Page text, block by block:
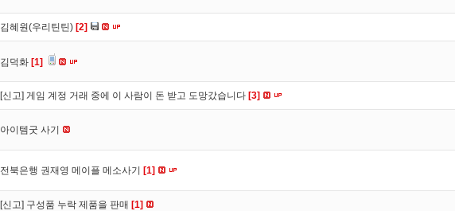
김혜원(우리틴틴) [2]
김덕화 [1]
[신고] 게임 계정 거래 중에 이 사람이 돈 받고 도망갔습니다 [3]
아이템굿 사기
전북은행 권재영 메이플 메소사기 [1]
[신고] 구성품 누락 제품을 판매 [1]